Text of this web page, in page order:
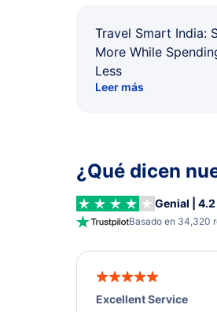
Travel Smart India:
More While
Less
Leer más
¿Qué dicen
Genial |
Basado en 34,320
Excellent Service